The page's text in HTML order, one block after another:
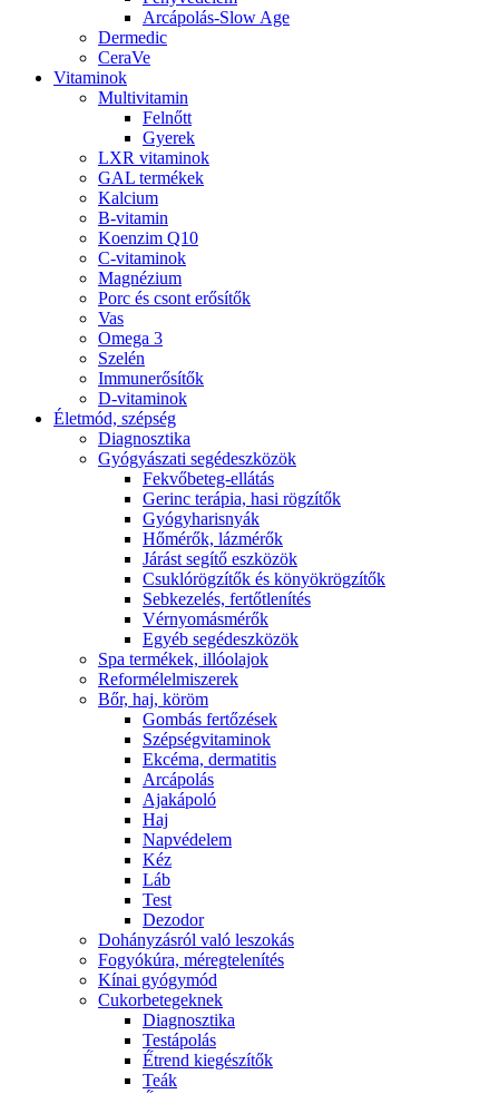
Arcápolás-Slow Age
Dermedic
CeraVe
Vitaminok
Multivitamin
Felnőtt
Gyerek
LXR vitaminok
GAL termékek
Kalcium
B-vitamin
Koenzim Q10
C-vitaminok
Magnézium
Porc és csont erősítők
Vas
Omega 3
Szelén
Immunerősítők
D-vitaminok
Életmód, szépség
Diagnosztika
Gyógyászati segédeszközök
Fekvőbeteg-ellátás
Gerinc terápia, hasi rögzítők
Gyógyharisnyák
Hőmérők, lázmérők
Járást segítő eszközök
Csuklórögzítők és könyökrögzítők
Sebkezelés, fertőtlenítés
Vérnyomásmérők
Egyéb segédeszközök
Spa termékek, illóolajok
Reformélelmiszerek
Bőr, haj, köröm
Gombás fertőzések
Szépségvitaminok
Ekcéma, dermatitis
Arcápolás
Ajakápoló
Haj
Napvédelem
Kéz
Láb
Test
Dezodor
Dohányzásról való leszokás
Fogyókúra, méregtelenítés
Kínai gyógymód
Cukorbetegeknek
Diagnosztika
Testápolás
É́trend kiegészítők
Teák